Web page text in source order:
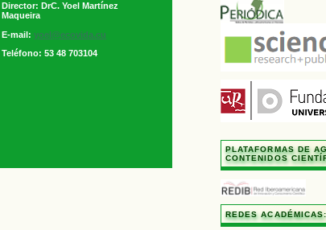
PLATAFORMAS DE
CONTENIDOS
REDES ACADÉMICAS:
Director: DrC. Yoel Martínez
Maqueira
E-mail:yoel@ecovida.cu
Teléfono: 53 48 703104